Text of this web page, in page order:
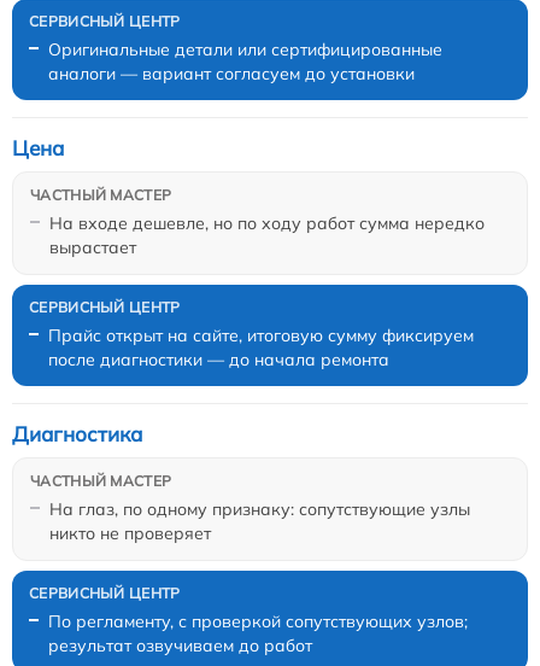
Оригинальные детали или сертифицированные
аналоги — вариант согласуем до установки
На входе дешевле, но по ходу работ сумма нередко
вырастает
Цена
Прайс открыт на сайте, итоговую сумму фиксируем
после диагностики — до начала ремонта
На глаз, по одному признаку: сопутствующие узлы
никто не проверяет
Диагностика
По регламенту, с проверкой сопутствующих узлов;
результат озвучиваем до работ